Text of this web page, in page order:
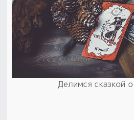
Делимся сказкой